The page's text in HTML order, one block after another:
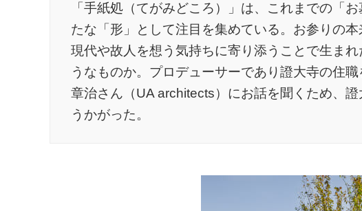
「手紙処（てがみどころ）」は、これまでの「
たな「形」として注目を集めている。お参りの
現代や故人を想う気持ちに寄り添うことで生ま
うなものか。プロデューサーであり證大寺の住
章治さん（UA architects）にお話を聞くため、
うかがった。